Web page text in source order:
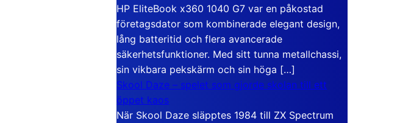
HP EliteBook x360 1040 G7 var en påkostad
företagsdator som kombinerade elegant design,
lång batteritid och flera avancerade
säkerhetsfunktioner. Med sitt tunna metallchassi,
sin vikbara pekskärm och sin höga […]
Skool Daze – spelet som gjorde skolan till ett
öppet kaos
När Skool Daze släpptes 1984 till ZX Spectrum